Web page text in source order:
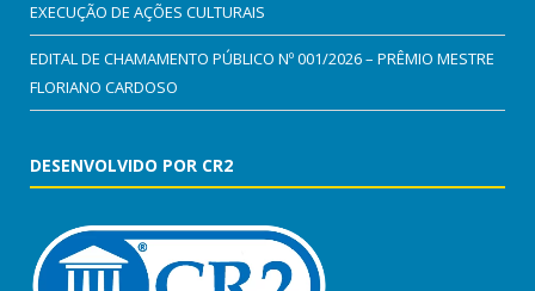
EXECUÇÃO DE AÇÕES CULTURAIS
EDITAL DE CHAMAMENTO PÚBLICO Nº 001/2026 – PRÊMIO MESTRE
FLORIANO CARDOSO
DESENVOLVIDO POR CR2